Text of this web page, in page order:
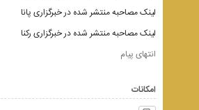
لینک مصاحبه منتشر شده در خبرگزاری پانا
لینک مصاحبه منتشر شده در خبرگزاری رکنا
انتهای پیام
امکانات